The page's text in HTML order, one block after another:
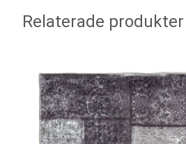
Relaterade produkter